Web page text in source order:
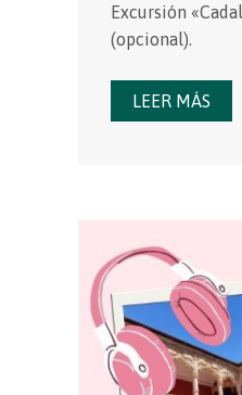
Excursión
(opcional).
LEER MÁS